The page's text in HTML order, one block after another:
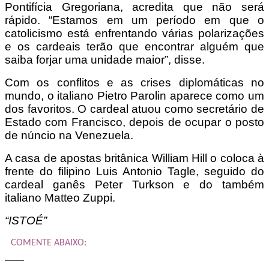
Pontifícia Gregoriana, acredita que não será
rápido. “Estamos em um período em que o
catolicismo está enfrentando várias polarizações
e os cardeais terão que encontrar alguém que
saiba forjar uma unidade maior”, disse.
Com os conflitos e as crises diplomáticas no
mundo, o italiano Pietro Parolin aparece como um
dos favoritos. O cardeal atuou como secretário de
Estado com Francisco, depois de ocupar o posto
de núncio na Venezuela.
A casa de apostas britânica William Hill o coloca à
frente do filipino Luis Antonio Tagle, seguido do
cardeal ganês Peter Turkson e do também
italiano Matteo Zuppi.
“ISTOÉ”
COMENTE ABAIXO: